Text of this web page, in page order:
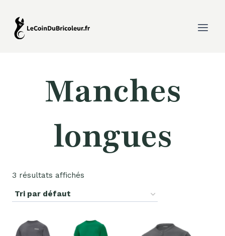
contenu
Manches
longues
3 résultats affichés